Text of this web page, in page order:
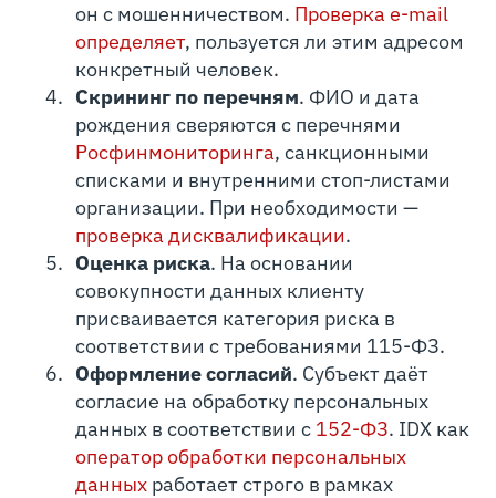
он с мошенничеством. Проверка e-mail
определяет, пользуется ли этим адресом
конкретный человек.
Скрининг по перечням. ФИО и дата
рождения сверяются с перечнями
Росфинмониторинга, санкционными
списками и внутренними стоп-листами
организации. При необходимости —
проверка дисквалификации.
Оценка риска. На основании
совокупности данных клиенту
присваивается категория риска в
соответствии с требованиями 115-ФЗ.
Оформление согласий. Субъект даёт
согласие на обработку персональных
данных в соответствии с 152-ФЗ. IDX как
оператор обработки персональных
данныхработает строго в рамках